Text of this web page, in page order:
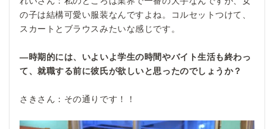
の子は結構可愛い服装なんですよね。コルセットつけて、
スカートとブラウスみたいな感じです。
―時期的には、いよいよ学生の時間やバイト生活も終わっ
て、就職する前に彼氏が欲しいと思ったのでしょうか？
さきさん：その通りです！！